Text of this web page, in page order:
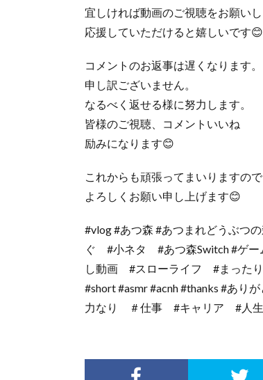
宜しければ動画のご視聴をお願い
応援していただけると嬉しいです😊
コメントのお返事は遅くなります。
申し訳ございません。
なるべく返せる様に努力します。
皆様のご視聴、コメントいいね
励みになります😊
これからも頑張ってまいりますので
よろしくお願い申し上げます😊
#vlog #あつ森 #あつまれどうぶつ
ぐ #小ネタ #あつ森Switch #ゲ
し動画 #スローライフ #まった
#short #asmr #acnh #thanks #あ
力なり ＃仕事 #キャリア #人